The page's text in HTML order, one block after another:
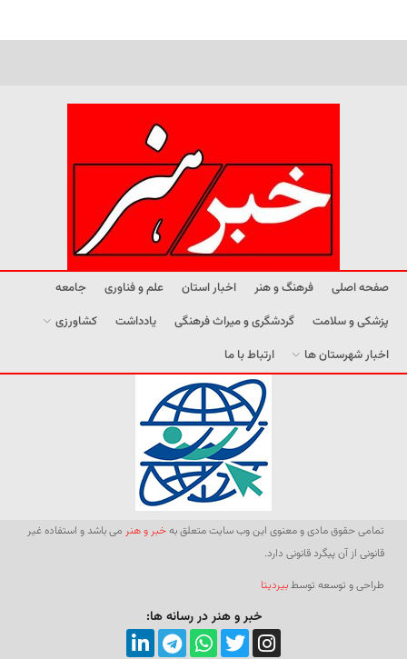
صفحه اصلی فرهنگ و هنر اخبار استان علم و فناوری
جامعه
پزشکی و سلامت
گردشگری و میراث فرهنگی یادداشت
کشاورزی
اخبار شهرستان ها
ارتباط با ما
تمامی حقوق مادی و معنوی این وب سایت متعلق بهخبر و هنر می باشد و استفاده غیر
قانونی از آن پیگرد قانونی دارد.
طراحی و توسعه توسطبیردیتا
خبر و هنر در رسانه ها: